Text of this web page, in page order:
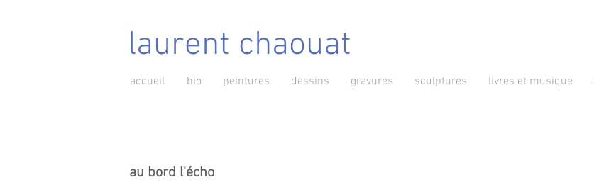
laurent chaouat
accueil bio peintures dessins gravures sculptures livres et musique
au bord l'écho